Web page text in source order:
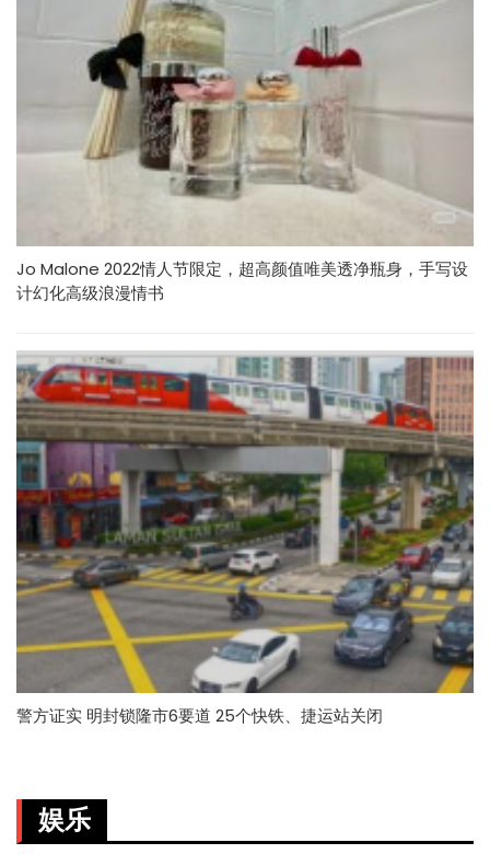
Jo Malone 2022情人节限定，超高颜值唯美透净瓶身，手写设
计幻化高级浪漫情书
警方证实 明封锁隆市6要道 25个快铁、捷运站关闭
娱乐